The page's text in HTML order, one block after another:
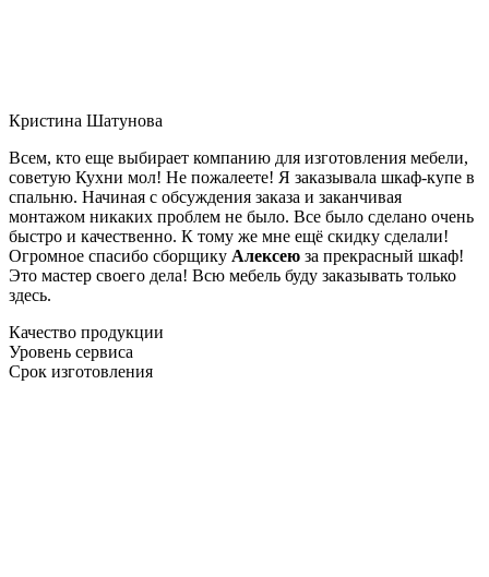
Кристина Шатунова
Всем, кто еще выбирает компанию для изготовления мебели,
советую Кухни мол! Не пожалеете! Я заказывала шкаф-купе в
спальню. Начиная с обсуждения заказа и заканчивая
монтажом никаких проблем не было. Все было сделано очень
быстро и качественно. К тому же мне ещё скидку сделали!
Огромное спасибо сборщику Алексею за прекрасный шкаф!
Это мастер своего дела! Всю мебель буду заказывать только
здесь.
Качество продукции
Уровень сервиса
Срок изготовления